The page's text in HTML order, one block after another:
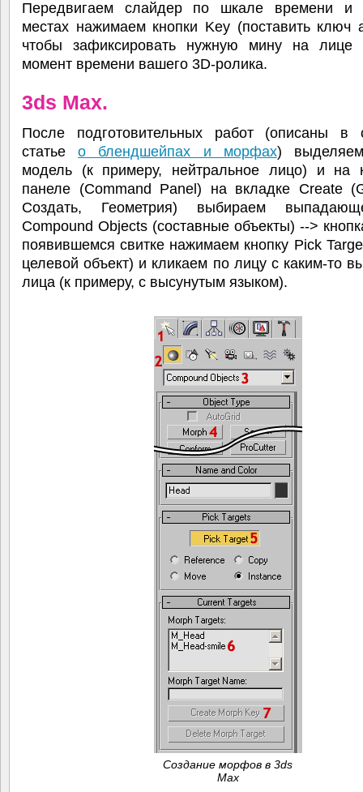
Передвигаем слайдер по шкале времени и
местах нажимаем кнопки Key (поставить ключ
чтобы зафиксировать нужную мину на
момент времени вашего 3D-ролика.
3ds Max.
После подготовительных работ (описаны в
статьео блендшейпах и морфах)
модель (к примеру, нейтральное лицо) и на
панеле (Command Panel) на вкладке Create
Создать, Геометрия) выбираем
Compound Objects (составные объекты) -->
появившемся свитке нажимаем кнопку Pick
целевой объект) и кликаем по лицу с каким-то
лица (к примеру, с высунутым языком).
Создание морфов в 3ds
Max